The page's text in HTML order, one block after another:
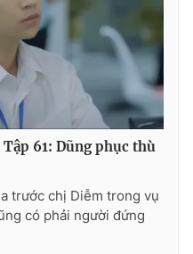
61: Dũng phục thù
trước chị Diễm trong vụ
có phải người đứng